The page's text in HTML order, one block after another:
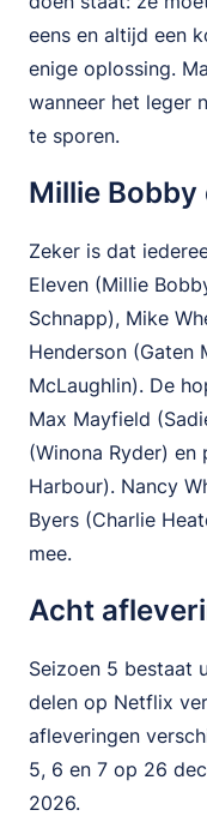
eens en altijd een
enige oplossing.
wanneer het leger
te sporen.
Millie Bobby
Zeker is dat
Eleven (Millie
Schnapp), Mike
Henderson (Gaten
McLaughlin). De
Max Mayfield
(Winona Ryder)
Harbour). Nancy
Byers (Charlie
mee.
Acht
Seizoen 5 bestaat
delen op Netflix
afleveringen
5, 6 en 7 op 26
2026.